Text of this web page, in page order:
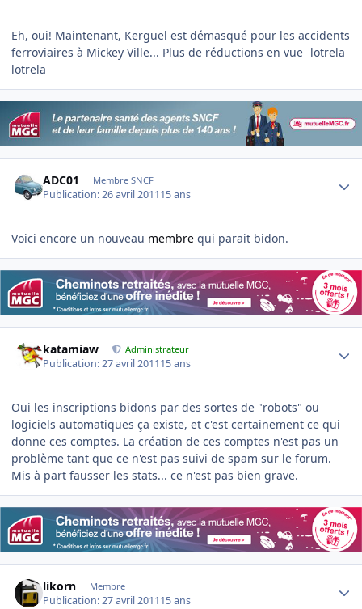
Eh, oui! Maintenant, Kerguel est démasqué pour les accidents
ferroviaires à Mickey Ville... Plus de réductions en vue lotrela
lotrela
ADC01 Membre SNCF
Publication:26 avril 201115 ans
Voici encore un nouveau membre qui parait bidon.
katamiaw Administrateur
Publication:27 avril 201115 ans
Oui les inscriptions bidons par des sortes de "robots" ou
logiciels automatiques ça existe, et c'est certainement ce qui
donne ces comptes. La création de ces comptes n'est pas un
problème tant que ce n'est pas suivi de spam sur le forum.
Mis à part fausser les stats... ce n'est pas bien grave.
likorn Membre
Publication:27 avril 201115 ans